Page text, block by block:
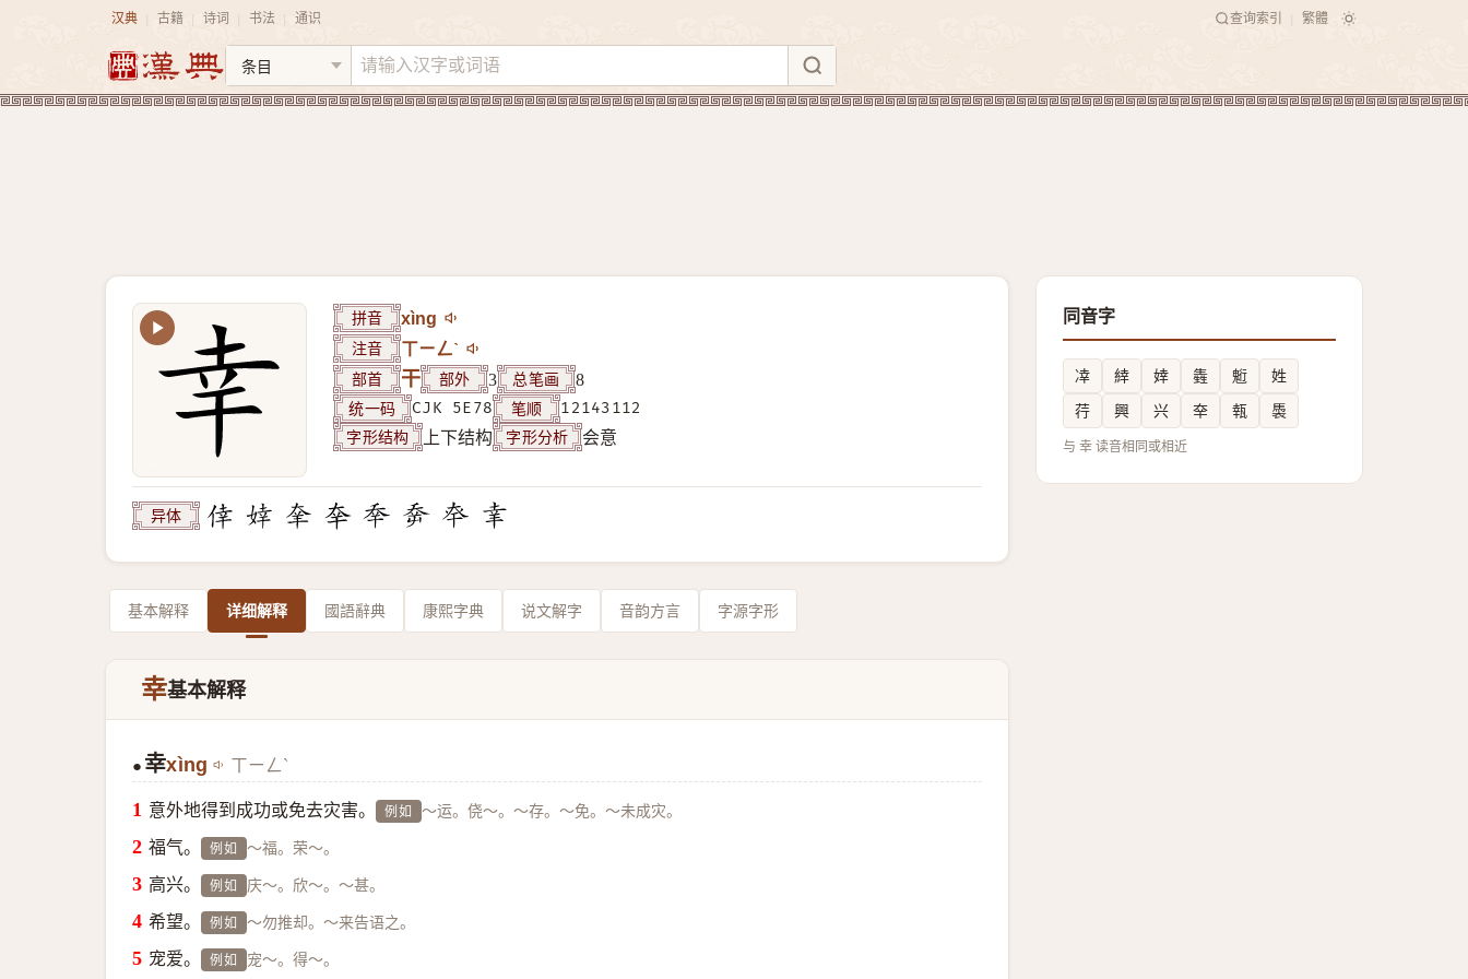
汉典 古籍 诗词 书法 通识 查询索引 繁體
拼音 xìng
注音 ㄒㄧㄥˋ
部首 干 部外 3 总笔画 8
统一码 CJK 5E78 笔顺 12143112
字形结构 上下结构 字形分析 会意
异体
基本解释 详细解释 國語辭典 康熙字典 说文解字 音韵方言 字源字形
幸基本解释
● 幸xìng ㄒㄧㄥˋ
意外地得到成功或免去灾害。 例如 ～运。侥～。～存。～免。～未成灾。
福气。 例如 ～福。荣～。
高兴。 例如 庆～。欣～。～甚。
希望。 例如 ～勿推却。～来告语之。
宠爱。 例如 宠～。得～。
同音字
㓑 緈 婞 㽓 䰢
姓
荇
興 兴 㚔 㼬 䮍
与 幸 读音相同或相近